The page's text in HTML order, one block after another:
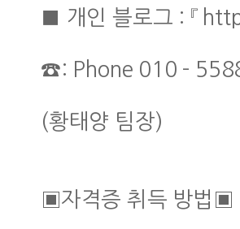
■ 개인 블로그 : 『
☎: Phone 010 -
(황태양 팀장)
▣자격증 취득 방법▣